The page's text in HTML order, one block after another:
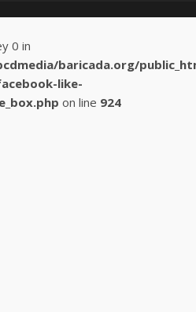
0 in
baricada.org/
like-
on line 924